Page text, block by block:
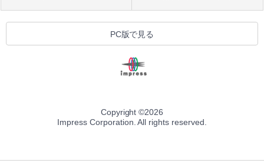
PC版で見る
Copyright ©2026
Impress Corporation. All rights reserved.